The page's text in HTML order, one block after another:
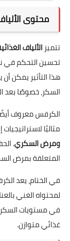
محتوى
تتميزالألياف
تحسين التحكم في
هذا التأثير يمكن
السكر، خصوصًا بعد
الكرفس معروف
مثاليًا
ومرض السكري.
المتعلقة بمرض
في الختام، يعد
لمحتواه الغني
في مستويات السكر
غذائي متوازن.